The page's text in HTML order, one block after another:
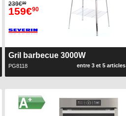
239€99
159€90
Gril barbecue 3000W
PG8118 entre 3 et 5 articles